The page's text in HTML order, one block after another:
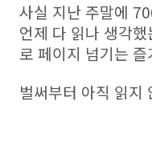
사실 지난 주말에
언제 다 읽나 생각
로 페이지 넘기는
벌써부터 아직 읽지